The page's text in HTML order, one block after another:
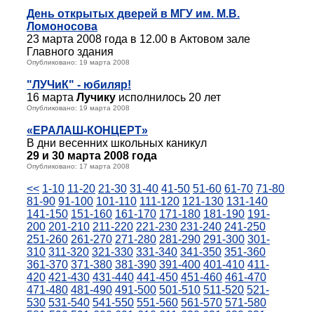
День открытых дверей в МГУ им. М.В.
Ломоносова
23 марта 2008 года в 12.00 в Актовом зале
Главного здания
Опубликовано: 19 марта 2008
"ЛУЧиК" - юбиляр!
16 марта Лучику исполнилось 20 лет
Опубликовано: 19 марта 2008
«ЕРАЛАШ-КОНЦЕРТ»
В дни весенних школьных каникул
29 и 30 марта 2008 года
Опубликовано: 17 марта 2008
<< 1-10 11-20 21-30 31-40 41-50 51-60 61-70 71-80
81-90 91-100 101-110 111-120 121-130 131-140
141-150 151-160 161-170 171-180 181-190 191-
200 201-210 211-220 221-230 231-240 241-250
251-260 261-270 271-280 281-290 291-300 301-
310 311-320 321-330 331-340 341-350 351-360
361-370 371-380 381-390 391-400 401-410 411-
420 421-430 431-440 441-450 451-460 461-470
471-480 481-490 491-500 501-510 511-520 521-
530 531-540 541-550 551-560 561-570 571-580